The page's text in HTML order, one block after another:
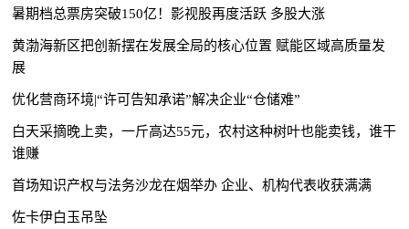
暑期档总票房突破150亿！影视股再度活跃 多股大涨
黄渤海新区把创新摆在发展全局的核心位置 赋能区域高质量发
展
优化营商环境|“许可告知承诺”解决企业“仓储难”
白天采摘晚上卖，一斤高达55元，农村这种树叶也能卖钱，谁干
谁赚
首场知识产权与法务沙龙在烟举办 企业、机构代表收获满满
佐卡伊白玉吊坠